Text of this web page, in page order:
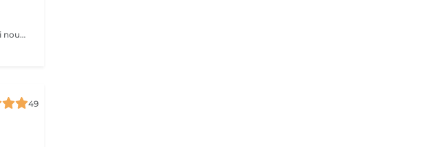
Cheveux lisses et soyeux sans brushing. Un soin profond qui nourrit et sublime la fibre capillaire, pour un résultat naturel et lumineux
49